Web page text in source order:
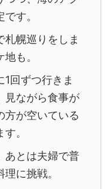
す。
札幌巡りをしま
も。
回ずつ行きま
見ながら食事が
方が空いている
。
あとは夫婦で普
に挑戦。